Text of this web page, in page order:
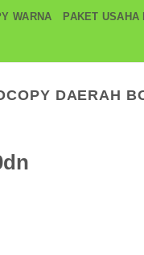
WARNA PAKET USAHA
DAERAH